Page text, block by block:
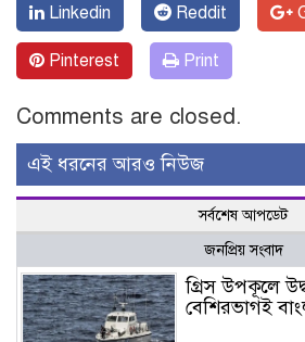
Linkedin Reddit
Pinterest Print
Comments are closed.
এই ধরনের আরও নিউজ
সর্বশেষ আপডেট
জনপ্রিয় সংবাদ
গ্রিস উপকূলে
বেশিরভাগই